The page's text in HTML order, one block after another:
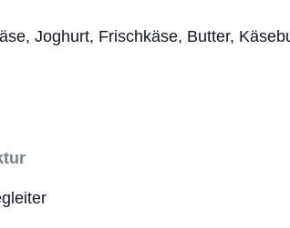
Joghurt, Frischkäse, Butter,